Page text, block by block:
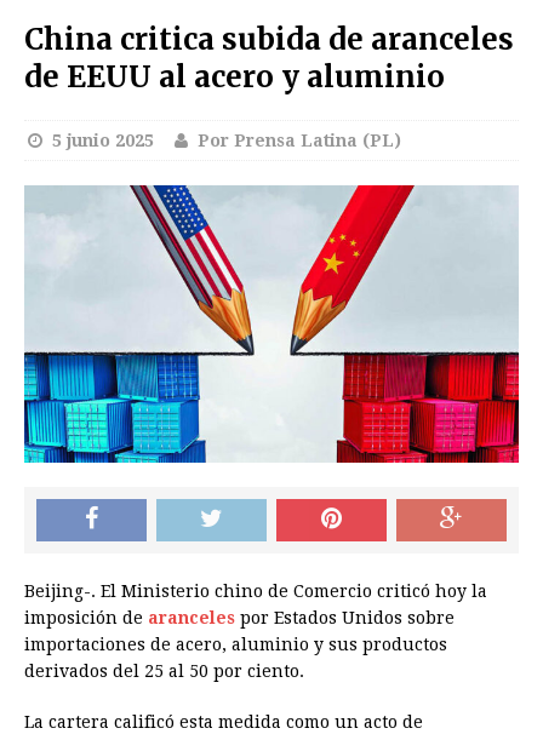
China critica subida de aranceles
de EEUU al acero y aluminio
5 junio 2025 Por Prensa Latina (PL)
Beijing-. El Ministerio chino de Comercio criticó hoy la
imposición de aranceles por Estados Unidos sobre
importaciones de acero, aluminio y sus productos
derivados del 25 al 50 por ciento.
La cartera calificó esta medida como un acto de